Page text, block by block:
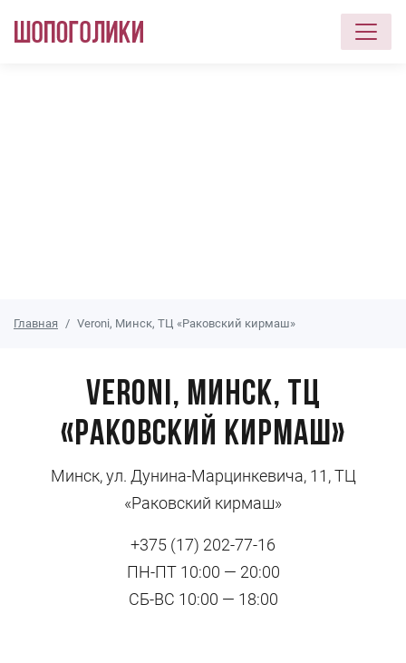
Главная Veroni, Минск, ТЦ «Раковский кирмаш»
Veroni, Минск, ТЦ
«Раковский кирмаш»
Минск, ул. Дунина-Марцинкевича, 11, ТЦ
«Раковский кирмаш»
+375 (17) 202-77-16
ПН-ПТ 10:00 — 20:00
СБ-ВС 10:00 — 18:00